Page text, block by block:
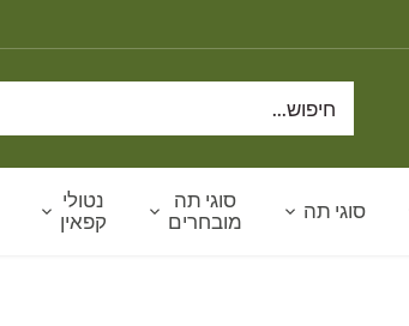
סוגי תה
סוגי תה
מובחרים
נטולי
קפאין